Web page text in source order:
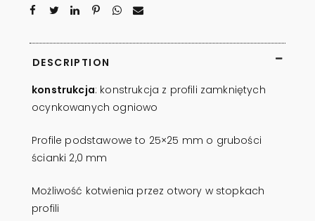
DESCRIPTION
konstrukcja: konstrukcja z profili zamkniętych
ocynkowanych ogniowo
Profile podstawowe to 25×25 mm o grubości
ścianki 2,0 mm
Możliwość kotwienia przez otwory w stopkach
profili